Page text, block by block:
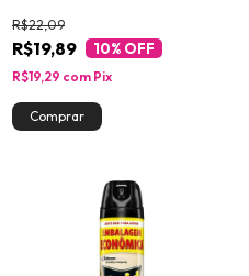
R$19,89
R$22,09
10% OFF
R$19,29 com Pix